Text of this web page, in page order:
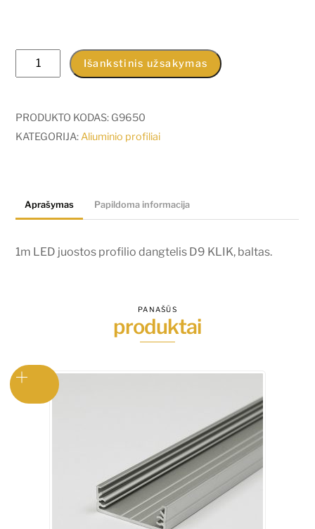
produkto
kiekis:
LED
juostos
KLIK,
Išankstinis užsakymas
PRODUKTO KODAS: G9650
KATEGORIJA:Aliuminio profiliai
Aprašymas Papildoma informacija
1m LED juostos profilio dangtelis D9 KLIK, baltas.
PANAŠŪS
produktai